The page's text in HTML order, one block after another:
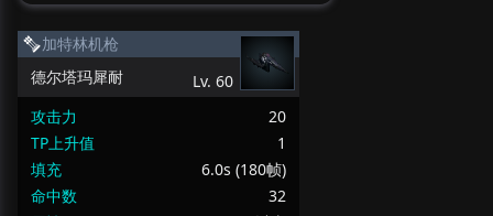
加特林机枪
德尔塔玛犀耐
Lv. 60
攻击力
20
TP上升值
1
填充
6.0s (180帧)
命中数
32